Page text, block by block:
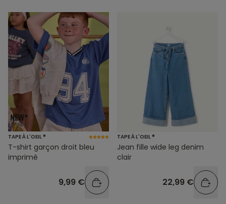
TAPE À L'OEIL ®
T-shirt garçon droit bleu
imprimé
9,99 €
TAPE À L'OEIL ®
Jean fille wide leg denim
clair
22,99 €